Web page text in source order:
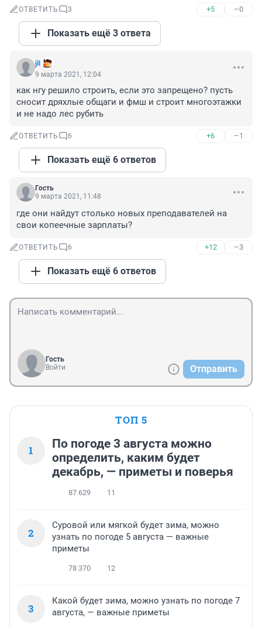
ОТВЕТИТЬ 3 +5 –0
Показать ещё 3 ответа
jil
9 марта 2021, 12:04
как нгу решило строить, если это запрещено? пусть
сносит дряхлые общаги и фмш и строит многоэтажки
и не надо лес рубить
ОТВЕТИТЬ 6 +6 –1
Показать ещё 6 ответов
Гость
9 марта 2021, 11:48
где они найдут столько новых преподавателей на
свои копеечные зарплаты?
ОТВЕТИТЬ 6 +12 –3
Показать ещё 6 ответов
Гость
Войти
Отправить
ТОП 5
1
По погоде 3 августа можно
определить, каким будет
декабрь, — приметы и поверья
87 629 11
2
Суровой или мягкой будет зима, можно
узнать по погоде 5 августа — важные
приметы
78 370 12
3
Какой будет зима, можно узнать по погоде 7
августа, — важные приметы